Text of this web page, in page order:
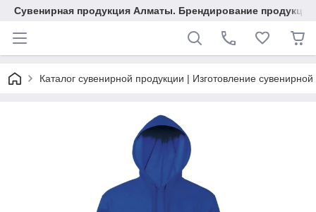
Сувенирная продукция Алматы. Брендирование
Каталог сувенирной продукции | Изготовление